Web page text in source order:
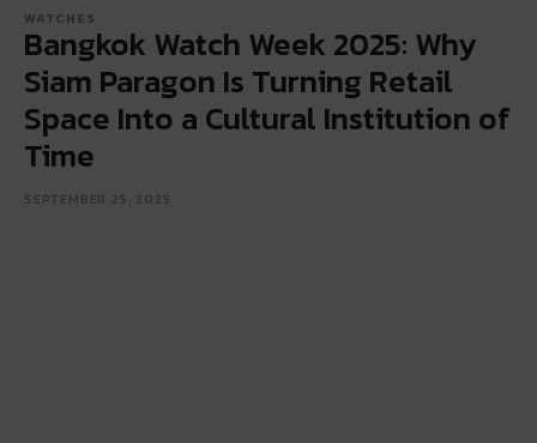
WATCHES
Bangkok Watch Week 2025: Why
Siam Paragon Is Turning Retail
Space Into a Cultural Institution of
Time
SEPTEMBER 25, 2025